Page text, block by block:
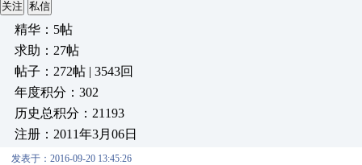
关注 私信
精华：5帖
求助：27帖
帖子：272帖 | 3543回
年度积分：302
历史总积分：21193
注册：2011年3月06日
发表于：2016-09-20 13:45:26